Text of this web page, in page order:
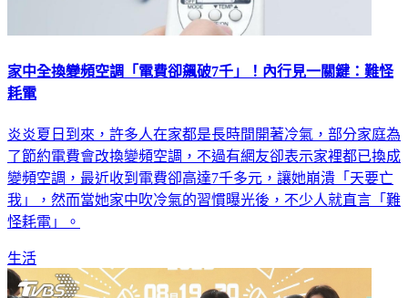
家中全換變頻空調「電費卻飆破7千」！內行見一關鍵：難怪
耗電
炎炎夏日到來，許多人在家都是長時間開著冷氣，部分家庭為
了節約電費會改換變頻空調，不過有網友卻表示家裡都已換成
變頻空調，最近收到電費卻高達7千多元，讓她崩潰「天要亡
我」，然而當她家中吹冷氣的習慣曝光後，不少人就直言「難
怪耗電」。
生活